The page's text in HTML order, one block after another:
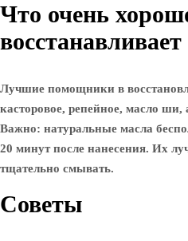
Что очень
Лучшие помощники в
касторовое, репейное, масло ши,
Важно: натуральные масла
20 минут после нанесения. Их
тщательно смывать.
Советы